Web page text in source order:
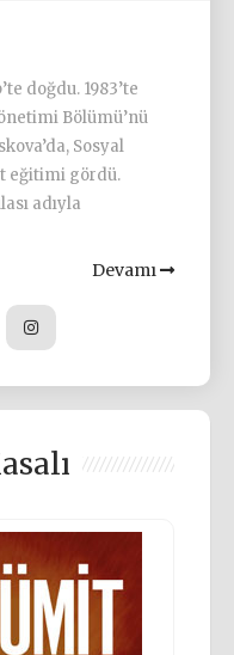
doğdu. 1983’te
Bölümü’nü
Sosyal
eğitimi gördü.
adıyla
Devamı